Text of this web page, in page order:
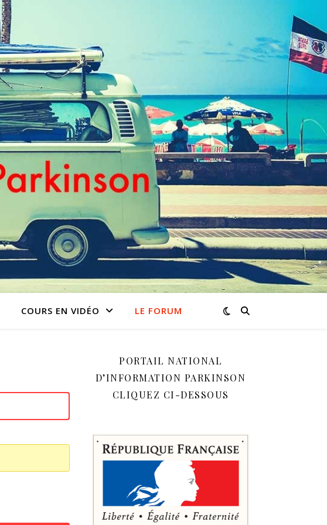
COURS EN VIDÉO LE FORUM
PORTAIL NATIONAL
D’INFORMATION PARKINSON
CLIQUEZ CI-DESSOUS